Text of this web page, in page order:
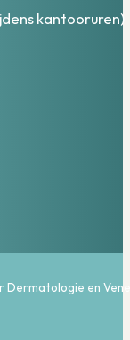
kantooruren)
Dermatologie en